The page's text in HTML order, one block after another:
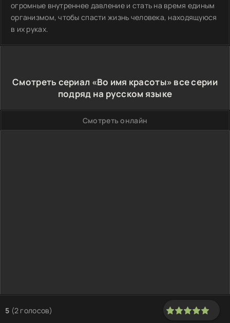
огромные внутреннее давление и стать на время единым
организмом, чтобы спасти жизнь человека, находящуюся
в их руках.
Смотреть сериал «Во имя красоты» все серии
подряд на русском языке
Смотреть онлайн
5 (2 голосов)